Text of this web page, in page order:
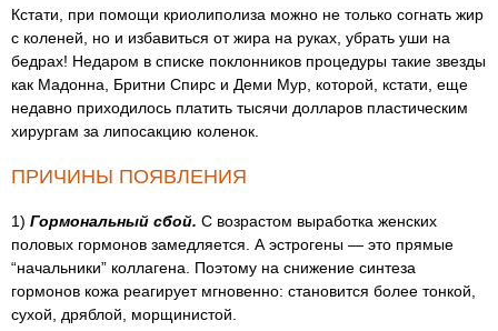
Кстати, при помощи криолиполиза можно не только согнать жир
с коленей, но и избавиться от жира на руках, убрать уши на
бедрах! Недаром в списке поклонников процедуры такие звезды
как Мадонна, Бритни Спирс и Деми Мур, которой, кстати, еще
недавно приходилось платить тысячи долларов пластическим
хирургам за липосакцию коленок.
ПРИЧИНЫ ПОЯВЛЕНИЯ
1) Гормональный сбой. С возрастом выработка женских
половых гормонов замедляется. А эстрогены — это прямые
“начальники” коллагена. Поэтому на снижение синтеза
гормонов кожа реагирует мгновенно: становится более тонкой,
сухой, дряблой, морщинистой.